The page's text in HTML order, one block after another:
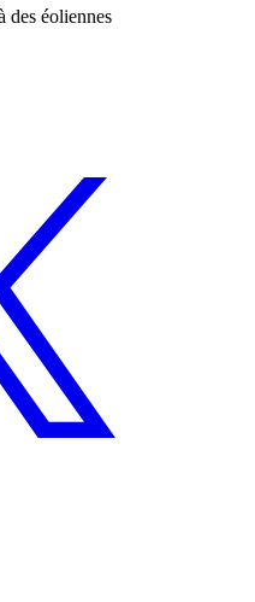
des éoliennes